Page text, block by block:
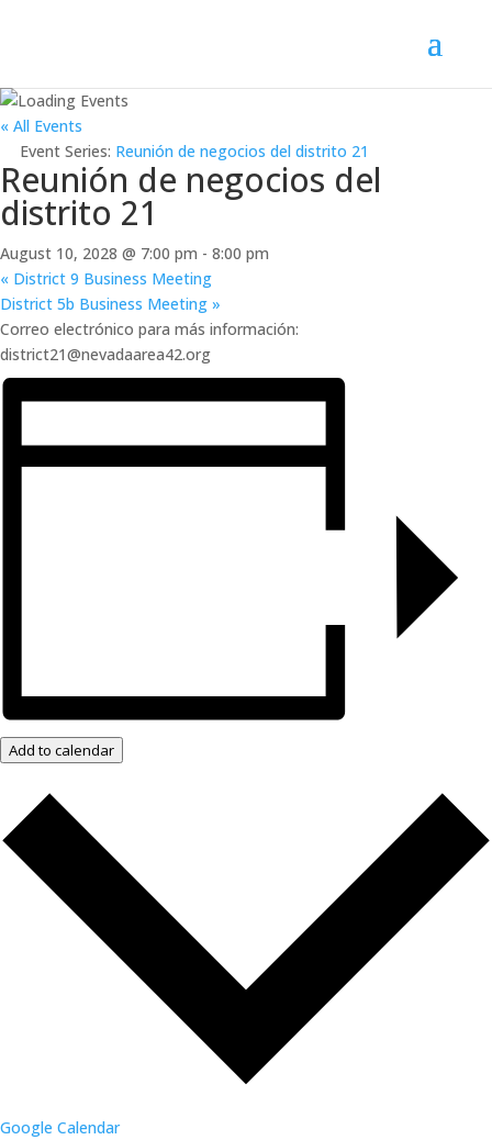
« All Events
Event Series: Reunión de negocios del distrito 21
Reunión de negocios del
distrito 21
August 10, 2028 @ 7:00 pm - 8:00 pm
« District 9 Business Meeting
District 5b Business Meeting »
Correo electrónico para más información:
district21@nevadaarea42.org
Add to calendar
Google Calendar